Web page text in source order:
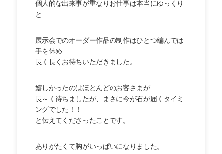
個人的な出来事が重なりお仕事は本当にゆっくり
と
展示会でのオーダー作品の制作はひとつ編んでは
手を休め
長く長くお待ちいただきました。
嬉しかったのはほとんどのお客さまが
長～く待ちましたが、まさに今が石が届くタイミ
ングでした！！
と伝えてくださったことです。
ありがたくて胸がいっぱいになりました。